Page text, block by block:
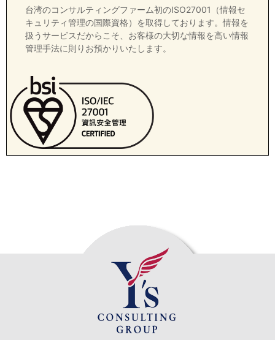
台湾のコンサルティングファーム初のISO27001（情報セ
キュリティ管理の国際資格）を取得しております。情報を
扱うサービスだからこそ、お客様の大切な情報を高い情報
管理手法に則りお預かりいたします。